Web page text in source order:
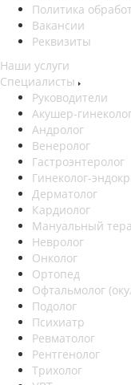
Политика
Вакансии
Реквизиты
Наши услуги
Специалисты
Руководители
Акушер-
Андролог
Венеролог
Гастроэнтеролог
Гинеколог-
Дерматолог
Кардиолог
Мануальный
Невролог
Онколог
Ортопед
Офтальмолог
Подолог
Психиатр
Ревматолог
Рентгенолог
Трихолог